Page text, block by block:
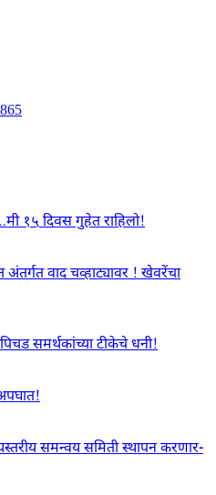
१५ दिवस गुहेत राहिलो!
वाद चव्हाट्यावर ! खेवरेंचा
समर्थकांच्या टीकेचे धनी!
समन्वय समिती स्थापन करणार-